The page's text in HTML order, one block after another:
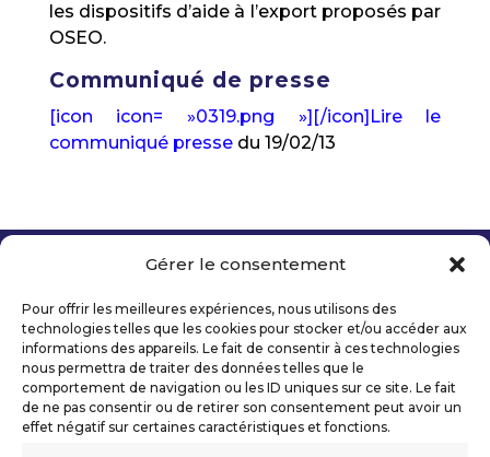
Gérer le consentement
Pour offrir les meilleures expériences, nous utilisons des
technologies telles que les cookies pour stocker et/ou accéder aux
informations des appareils. Le fait de consentir à ces technologies
nous permettra de traiter des données telles que le
comportement de navigation ou les ID uniques sur ce site. Le fait
de ne pas consentir ou de retirer son consentement peut avoir un
effet négatif sur certaines caractéristiques et fonctions.
les dispositifs d’aide à l’export proposés par
OSEO.
Communiqué de presse
[icon icon= »0319.png »][/icon]Lire le
communiqué pressedu 19/02/13
Mentions légales
Politique de confidentialité
Déclaration d’accessibilité numérique
Ils nous soutiennent